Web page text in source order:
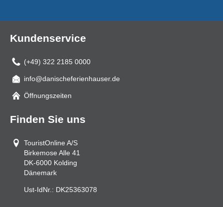
Kundenservice
(+49) 322 2185 0000
Mail
info@danischeferienhauser.de
Öffnungszeiten
Finden Sie uns
TouristOnline A/S
Birkemose Alle 41
DK-6000 Kolding
Dänemark
Ust-IdNr.: DK25363078